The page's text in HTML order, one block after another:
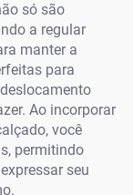
só são
a regular
manter a
para
Ao incorporar
você
permitindo
seu